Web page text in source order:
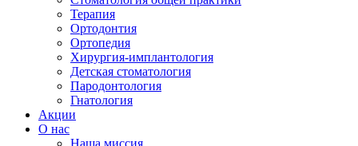
Терапия
Ортодонтия
Ортопедия
Хирургия-имплантология
Детская стоматология
Пародонтология
Гнатология
Акции
О нас
Наша миссия